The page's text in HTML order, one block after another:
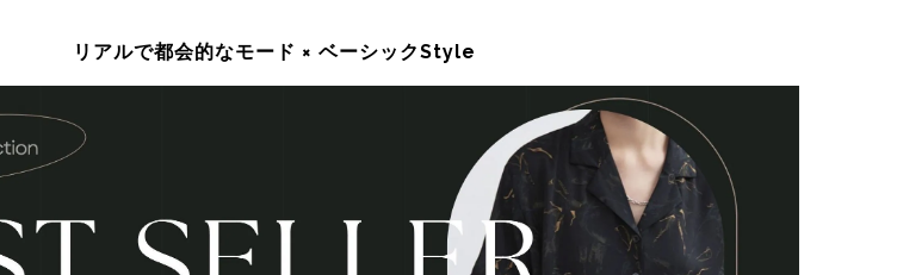
リアルで都会的なモード × ベーシックStyle